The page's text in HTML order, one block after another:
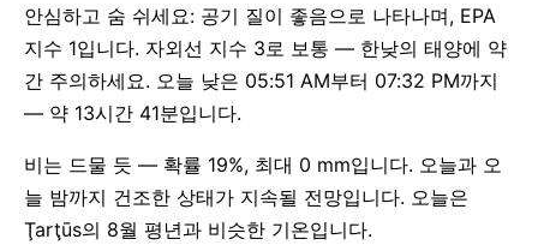
안심하고 숨 쉬세요: 공기 질이 좋음으로 나타나며, EPA
지수 1입니다. 자외선 지수 3로 보통 — 한낮의 태양에 약
간 주의하세요. 오늘 낮은 05:51 AM부터 07:32 PM까지
— 약 13시간 41분입니다.
비는 드물 듯 — 확률 19%, 최대 0 mm입니다. 오늘과 오
늘 밤까지 건조한 상태가 지속될 전망입니다. 오늘은
Ţarţūs의 8월 평년과 비슷한 기온입니다.